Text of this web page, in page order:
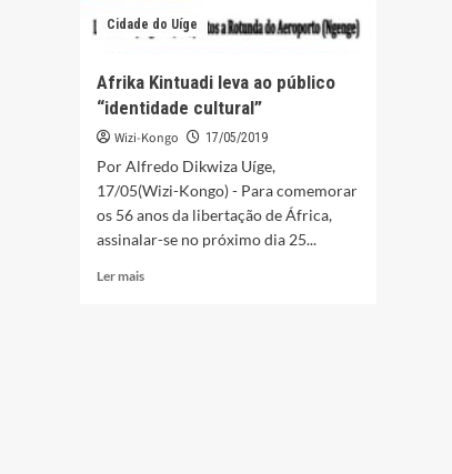
Cidade do Uíge
Afrika Kintuadi leva ao público
“identidade cultural”
Wizi-Kongo 17/05/2019
Por Alfredo Dikwiza Uíge,
17/05(Wizi-Kongo) - Para comemorar
os 56 anos da libertação de África,
assinalar-se no próximo dia 25...
Ler maisLeia